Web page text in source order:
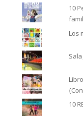
10
Los
10